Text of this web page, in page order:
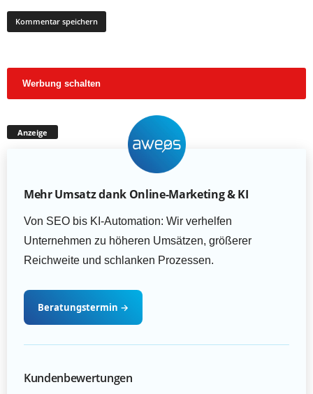
Werbung schalten
Anzeige
Mehr Umsatz dank Online-Marketing & KI
Von SEO bis KI-Automation: Wir verhelfen
Unternehmen zu höheren Umsätzen, größerer
Reichweite und schlanken Prozessen.
Beratungstermin →
Kundenbewertungen